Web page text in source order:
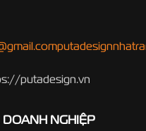
putadesign.vn
NGHIỆP